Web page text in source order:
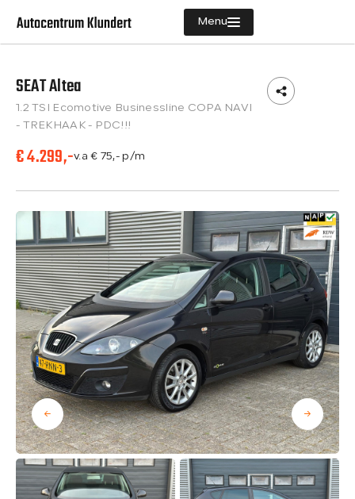
Menu
Vacatures
Verkocht
Over ons
Contact
SEAT Altea
1.2 TSI Ecomotive Businessline COPA NAVI
- TREKHAAK - PDC!!!
€ 4.299,-v.a € 75,- p/m